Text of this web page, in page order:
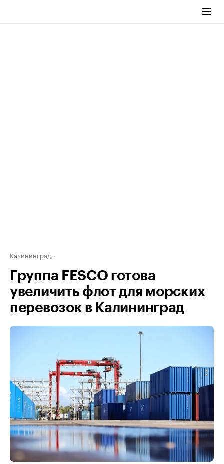
Калининград
Группа FESCO готова
увеличить флот для морских
перевозок в Калининград